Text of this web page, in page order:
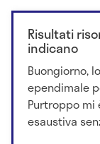
Risultati
indicano
Buongiorno,
ependimale
Purtroppo
esaustiva